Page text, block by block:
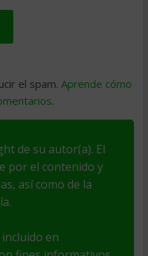
el spam. Aprende cómo
.
de su autor(a). El
por el contenido y
así como de la
en